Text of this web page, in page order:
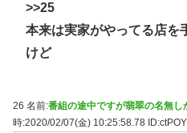
>>25
本来は実家がやってる店を
けど
26 名前:番組の途中ですが翡翠の名無し
時:2020/02/07(金) 10:25:58.78